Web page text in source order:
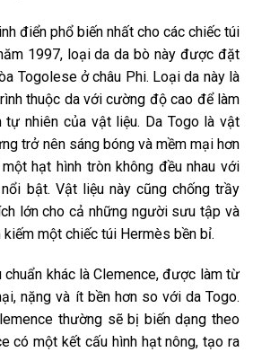
điển phổ biến nhất cho các chiếc túi
1997, loại da da bò này được đặt
Togolese ở châu Phi. Loại da này là
thuộc da với cường độ cao để làm
nhiên của vật liệu. Da Togo là vật
trở nên sáng bóng và mềm mại hơn
hạt hình tròn không đều nhau với
bật. Vật liệu này cũng chống trầy
lớn cho cả những người sưu tập và
một chiếc túi Hermès bền bỉ.
khác là Clemence, được làm từ
nặng và ít bền hơn so với da Togo.
thường sẽ bị biến dạng theo
có một kết cấu hình hạt nông, tạo ra